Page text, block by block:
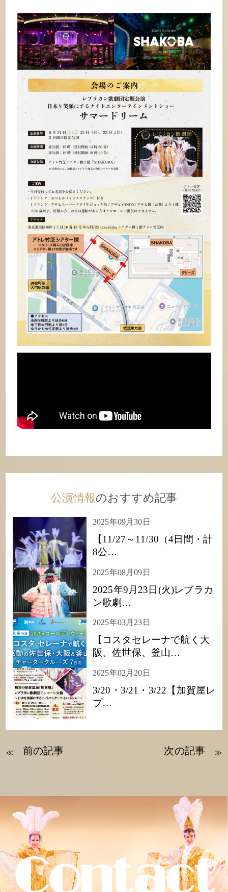
公演情報のおすすめ記事
2025年09月30日
【11/27～11/30（4日間・計
8公…
2025年08月09日
2025年9月23日(火)レプラカ
ン歌劇…
2025年03月23日
【コスタセレーナで航く大
阪、佐世保、釜山…
2025年02月20日
3/20・3/21・3/22【加賀屋レ
プ…
前の記事 次の記事